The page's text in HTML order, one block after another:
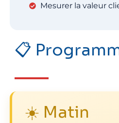
Mesurer la valeur
📋
☀️ Matin